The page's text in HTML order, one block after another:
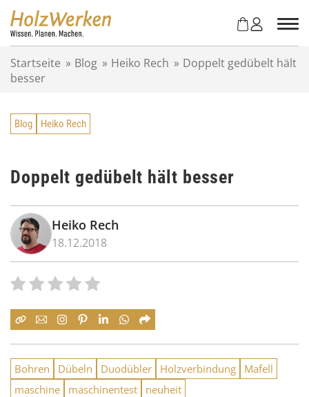
Startseite » Blog » Heiko Rech » Doppelt gedübelt hält
besser
Blog Heiko Rech
Doppelt gedübelt hält besser
Heiko Rech
18.12.2018
Bohren Dübeln Duodübler Holzverbindung
Mafell
maschine
maschinentest neuheit